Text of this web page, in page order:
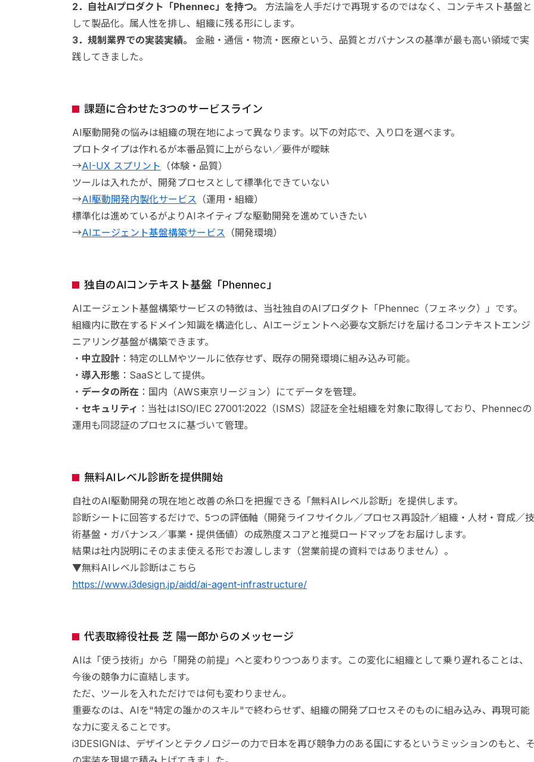
2．自社AIプロダクト「Phennec」を持つ。
方法論を人手だけで再現するのではなく、コンテキスト基盤と
して製品化。属人性を排し、組織に残る形にします。
3．規制業界での実装実績。
金融・通信・物流・医療という、品質とガバナンスの基準が最も高い領域で実
践してきました。
課題に合わせた3つのサービスライン
AI駆動開発の悩みは組織の現在地によって異なります。以下の対応で、入り口を選べます。
プロトタイプは作れるが本番品質に上がらない／要件が曖昧
→AI-UX スプリント （体験・品質）
ツールは入れたが、開発プロセスとして標準化できていない
→AI駆動開発内製化サービス （運用・組織）
標準化は進めているがよりAIネイティブな駆動開発を進めていきたい
→AIエージェント基盤構築サービス （開発環境）
独自のAIコンテキスト基盤「Phennec」
AIエージェント基盤構築サービスの特徴は、当社独自のAIプロダクト「Phennec（フェネック）」です。
組織内に散在するドメイン知識を構造化し、AIエージェントへ必要な文脈だけを届けるコンテキストエンジ
ニアリング基盤が構築できます。
・ 中立設計：特定のLLMやツールに依存せず、既存の開発環境に組み込み可能。
・ 導入形態 ：SaaSとして提供。
・ データの所在：国内（AWS東京リージョン）にてデータを管理。
・ セキュリティ ：当社はISO/IEC 27001:2022（ISMS）認証を全社組織を対象に取得しており、Phennecの
運用も同認証のプロセスに基づいて管理。
無料AIレベル診断を提供開始
自社のAI駆動開発の現在地と改善の糸口を把握できる「無料AIレベル診断」を提供します。
診断シートに回答するだけで、5つの評価軸（開発ライフサイクル／プロセス再設計／組織・人材・育成／技
術基盤・ガバナンス／事業・提供価値）の成熟度スコアと推奨ロードマップをお届けします。
結果は社内説明にそのまま使える形でお渡しします（営業前提の資料ではありません）。
▼無料AIレベル診断はこちら
https://www.i3design.jp/aidd/ai-agent-infrastructure/
代表取締役社長 芝 陽一郎からのメッセージ
AIは「使う技術」から「開発の前提」へと変わりつつあります。この変化に組織として乗り遅れることは、
今後の競争力に直結します。
ただ、ツールを入れただけでは何も変わりません。
重要なのは、AIを"特定の誰かのスキル"で終わらせず、組織の開発プロセスそのものに組み込み、再現可能
な力に変えることです。
i3DESIGNは、デザインとテクノロジーの力で日本を再び競争力のある国にするというミッションのもと、